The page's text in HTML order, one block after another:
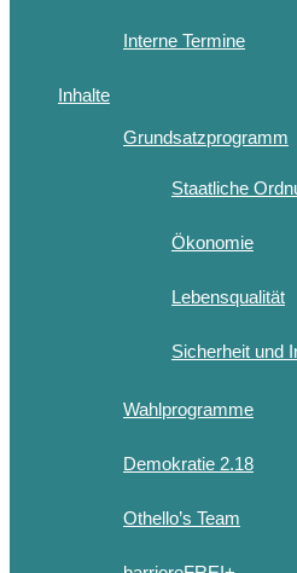
Interne Termine
Inhalte
Grundsatzprogramm
Staatliche
Ökonomie
Lebensqualität
Sicherheit und
Wahlprogramme
Demokratie 2.18
Othello’s Team